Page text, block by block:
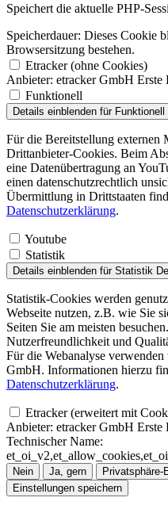
Speichert die aktuelle PHP-
Speicherdauer: Dieses Cookie
Browsersitzung bestehen.
Etracker (ohne Cookies)
Anbieter: etracker GmbH Erste
Funktionell
Details einblenden für Funktionell
Für die Bereitstellung externen
Drittanbieter-Cookies. Beim
eine Datenübertragung an
einen datenschutzrechtlich
Übermittlung in Drittstaaten
Datenschutzerklärung.
Youtube
Statistik
Details einblenden für Statistik
Statistik-Cookies werden
Webseite nutzen, z.B. wie Sie
Seiten Sie am meisten
Nutzerfreundlichkeit und
Für die Webanalyse
GmbH. Informationen hierzu
Datenschutzerklärung.
Etracker (erweitert mit
Anbieter: etracker GmbH Erste
Technischer Name:
Nein Ja, gern Privatsphäre-
Einstellungen speichern